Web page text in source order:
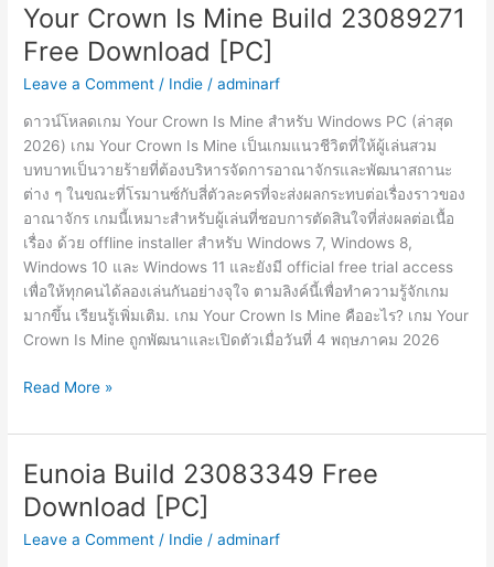
Download
[PC]
Your Crown Is Mine Build 23089271
Free Download [PC]
Leave a Comment / Indie /adminarf
ดาวน์โหลดเกม Your Crown Is Mine สำหรับ Windows PC (ล่าสุด
2026) เกม Your Crown Is Mine เป็นเกมแนวชีวิตที่ให้ผู้เล่นสวม
บทบาทเป็นวายร้ายที่ต้องบริหารจัดการอาณาจักรและพัฒนาสถานะ
ต่าง ๆ ในขณะที่โรมานซ์กับสี่ตัวละครที่จะส่งผลกระทบต่อเรื่องราวของ
อาณาจักร เกมนี้เหมาะสำหรับผู้เล่นที่ชอบการตัดสินใจที่ส่งผลต่อเนื้อ
เรื่อง ด้วย offline installer สำหรับ Windows 7, Windows 8,
Windows 10 และ Windows 11 และยังมี official free trial access
เพื่อให้ทุกคนได้ลองเล่นกันอย่างจุใจ ตามลิงค์นี้เพื่อทำความรู้จักเกม
มากขึ้น เรียนรู้เพิ่มเติม. เกม Your Crown Is Mine คืออะไร? เกม Your
Crown Is Mine ถูกพัฒนาและเปิดตัวเมื่อวันที่ 4 พฤษภาคม 2026
Your
Is
Build
23089271
Free
Read More »
Eunoia Build 23083349 Free
Download [PC]
Leave a Comment / Indie /adminarf